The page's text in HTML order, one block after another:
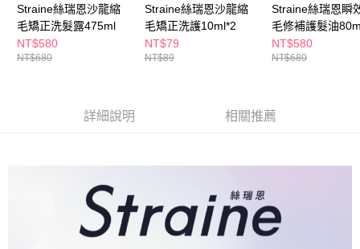
客戶支援中心」https://netprotections.freshdesk.com/support/home
【注意事項】
１．透過由恩沛科技股份有限公司提供之「AFTEE先享後付」服務完成之交
https://aftee.tw/terms/#terms3
時審查核予不同之上限額度；若仍有額度不足之情形，本公司將視審查結果
請求用戶進行身份認證。
５．嚴禁一人註冊多個帳號或使用他人資訊註冊。若發現惡意使用之情形，
恩沛科技股份有限公司將有權停止該用戶之使用額度並採取法律行動。
每筆NT$65，滿NT$490(含以上)免運費
7-11取貨付款
每筆NT$65，滿NT$490(含以上)免運費
每筆NT$65，滿NT$490(含以上)免運費
付款後寶雅門市自取(由倉庫統一出貨)
每筆NT$80，滿NT$290(含以上)免運費
Straine絲瑞恩沙龍縮
毛矯正洗髮露475ml
NT$580
NT$680
Straine絲瑞恩沙龍縮
毛矯正洗護10ml*2
NT$79
NT$89
Straine絲瑞恩瞬
毛修補護髮油
NT$580
NT$680
詳細說明 相關推薦